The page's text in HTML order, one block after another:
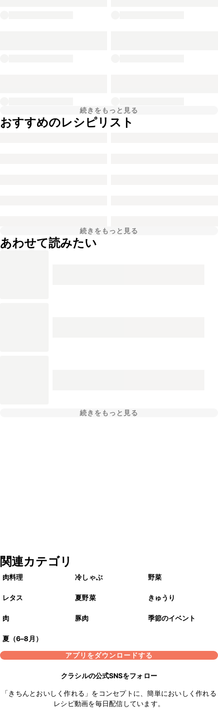
続きをもっと見る
おすすめのレシピリスト
続きをもっと見る
あわせて読みたい
続きをもっと見る
関連カテゴリ
肉料理 冷しゃぶ 野菜
レタス 夏野菜 きゅうり
肉 豚肉 季節のイベント
夏（6–8月）
アプリをダウンロードする
クラシルの公式SNSをフォロー
「きちんとおいしく作れる」をコンセプトに、簡単においしく作れる
レシピ動画を毎日配信しています。